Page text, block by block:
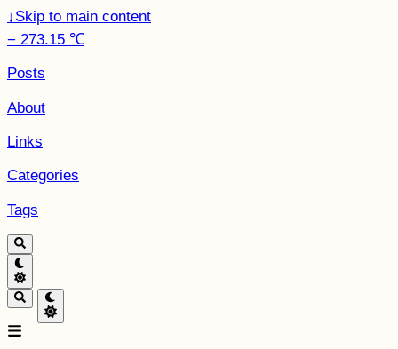
↓Skip to main content
− 273.15 ℃
Posts
About
Links
Categories
Tags